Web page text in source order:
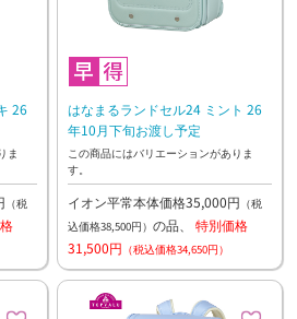
26
ま
（税
はなまるランドセル24 ミント 26
年10月下旬お渡し予定
この商品にはバリエーションがありま
す。
イオン平常本体価格35,000円 （税
込価格38,500円） の品、 特別価格
31,500円 （税込価格34,650円）